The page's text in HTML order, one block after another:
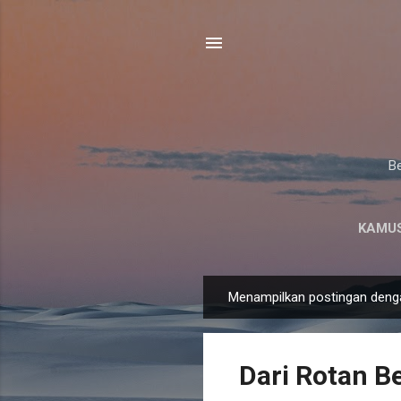
o
Menampilkan postingan
Dari Rotan